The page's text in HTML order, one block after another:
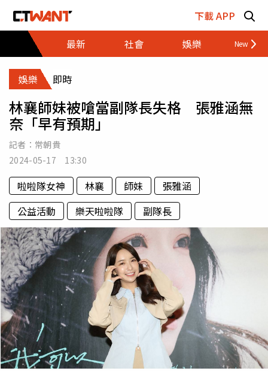
下載 APP
最新
社會 娛樂 財經
娛樂 即時
林襄師妹被嗆當副隊長失格 張雅涵無
奈「早有預期」
記者： 常朝貴
2024-05-17 13:30
啦啦隊女神 林襄 師妹
張雅涵
公益活動
樂天啦啦隊 副隊長